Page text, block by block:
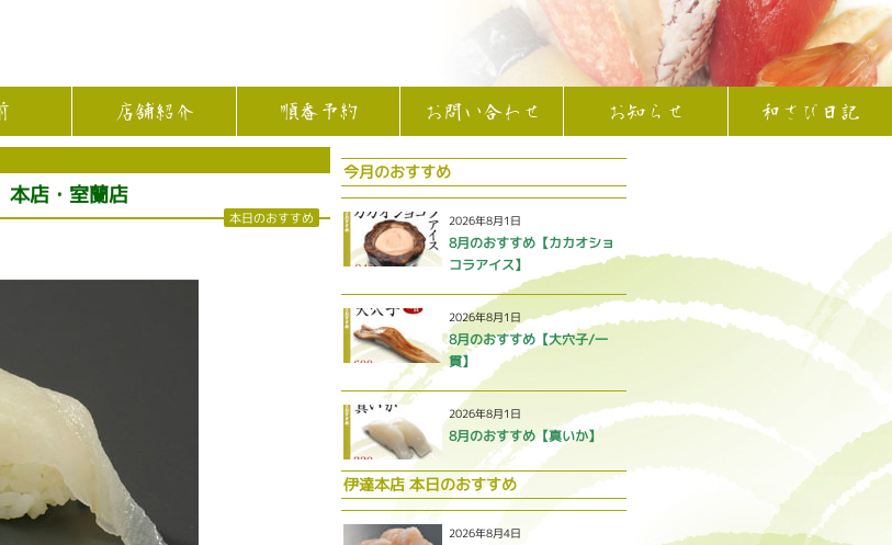
店舗紹介 順番予約 お問い合わせ お知らせ 和さび日記
店・室蘭店
本日のおすすめ
今月のおすすめ
2026年8月1日
8月のおすすめ【カカオショ
コラアイス】
2026年8月1日
8月のおすすめ【大穴子/一
貫】
2026年8月1日
8月のおすすめ【真いか】
伊達本店 本日のおすすめ
2026年8月4日